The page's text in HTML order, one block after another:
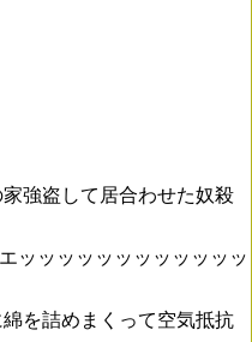
強盗して居合わせた奴殺
ッッッッッッッッッッッッ
を詰めまくって空気抵抗